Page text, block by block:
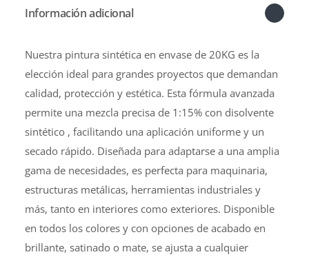
Información adicional
Nuestra pintura sintética en envase de 20KG es la
elección ideal para grandes proyectos que demandan
calidad, protección y estética. Esta fórmula avanzada
permite una mezcla precisa de 1:15% con disolvente
sintético , facilitando una aplicación uniforme y un
secado rápido. Diseñada para adaptarse a una amplia
gama de necesidades, es perfecta para maquinaria,
estructuras metálicas, herramientas industriales y
más, tanto en interiores como exteriores. Disponible
en todos los colores y con opciones de acabado en
brillante, satinado o mate, se ajusta a cualquier